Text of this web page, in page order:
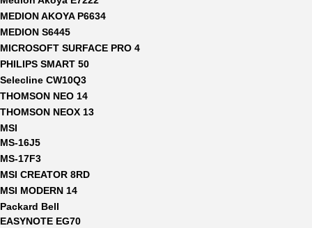
MEDION AKOYA P6634
MEDION S6445
MICROSOFT SURFACE PRO 4
PHILIPS SMART 50
Selecline CW10Q3
THOMSON NEO 14
THOMSON NEOX 13
MSI
MS-16J5
MS-17F3
MSI CREATOR 8RD
MSI MODERN 14
Packard Bell
EASYNOTE EG70